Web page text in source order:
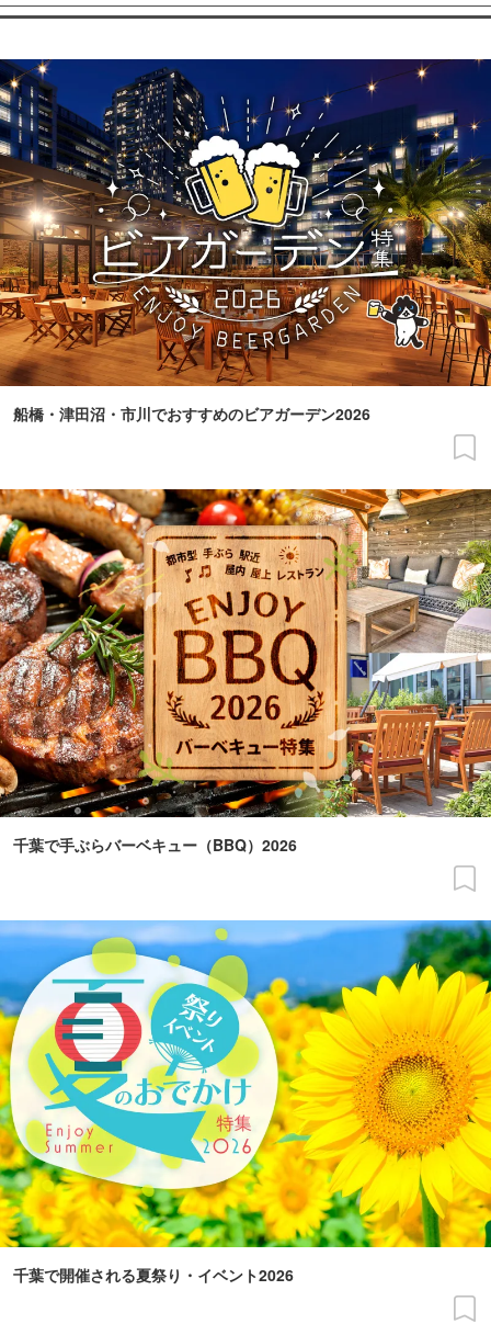
船橋・津田沼・市川でおすすめのビアガーデン2026
千葉で手ぶらバーベキュー（BBQ）2026
千葉で開催される夏祭り・イベント2026